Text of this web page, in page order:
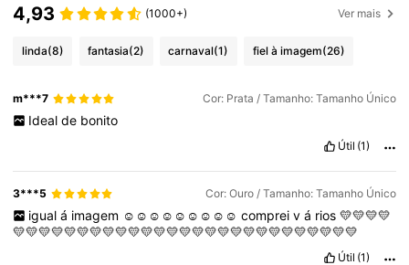
4,93 (1000+) Ver mais
linda(8) fantasia(2) carnaval(1) fiel à imagem(26)
m***7 Cor: Prata / Tamanho: Tamanho Único
Ideal de bonito
Útil (1)
3***5 Cor: Ouro / Tamanho: Tamanho Único
igual á imagem ☺️☺️☺️☺️☺️☺️☺️☺️☺️ comprei v á rios 💛💛💛💛
💛💛💛💛💛💛💛💛💛💛💛💛💛💛💛💛💛💛💛💛💛💛💛💛💛💛💛
Útil (1)